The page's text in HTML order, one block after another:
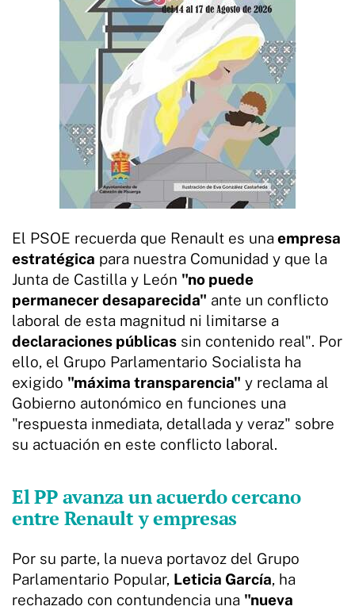
El PSOE recuerda que Renault es una empresa
estratégica para nuestra Comunidad y que la
Junta de Castilla y León "no puede
permanecer desaparecida" ante un conflicto
laboral de esta magnitud ni limitarse a
declaraciones públicas sin contenido real". Por
ello, el Grupo Parlamentario Socialista ha
exigido "máxima transparencia" y reclama al
Gobierno autonómico en funciones una
"respuesta inmediata, detallada y veraz" sobre
su actuación en este conflicto laboral.
El PP avanza un acuerdo cercano
entre Renault y empresas
Por su parte, la nueva portavoz del Grupo
Parlamentario Popular, Leticia García, ha
rechazado con contundencia una "nueva